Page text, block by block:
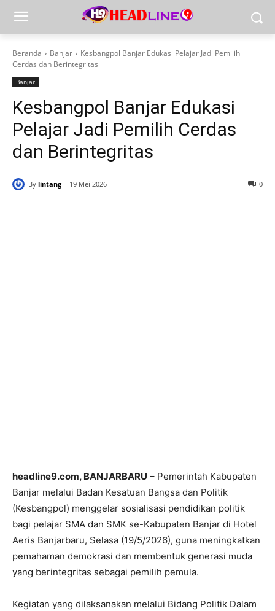
Beranda Banjar
Kesbangpol Banjar Edukasi Pelajar Jadi Pemilih
Cerdas dan Berintegritas
Banjar
Kesbangpol Banjar Edukasi
Pelajar Jadi Pemilih Cerdas
dan Berintegritas
By lintang 19 Mei 2026 0
headline9.com, BANJARBARU – Pemerintah Kabupaten
Banjar melalui Badan Kesatuan Bangsa dan Politik
(Kesbangpol) menggelar sosialisasi pendidikan politik
bagi pelajar SMA dan SMK se-Kabupaten Banjar di Hotel
Aeris Banjarbaru, Selasa (19/5/2026), guna meningkatkan
pemahaman demokrasi dan membentuk generasi muda
yang berintegritas sebagai pemilih pemula.
Kegiatan yang dilaksanakan melalui Bidang Politik Dalam